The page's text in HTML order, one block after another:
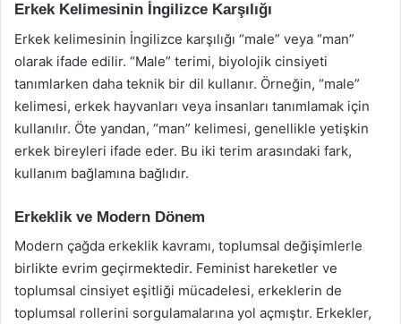
Erkek Kelimesinin İngilizce Karşılığı
Erkek kelimesinin İngilizce karşılığı “male” veya “man”
olarak ifade edilir. “Male” terimi, biyolojik cinsiyeti
tanımlarken daha teknik bir dil kullanır. Örneğin, “male”
kelimesi, erkek hayvanları veya insanları tanımlamak için
kullanılır. Öte yandan, “man” kelimesi, genellikle yetişkin
erkek bireyleri ifade eder. Bu iki terim arasındaki fark,
kullanım bağlamına bağlıdır.
Erkeklik ve Modern Dönem
Modern çağda erkeklik kavramı, toplumsal değişimlerle
birlikte evrim geçirmektedir. Feminist hareketler ve
toplumsal cinsiyet eşitliği mücadelesi, erkeklerin de
toplumsal rollerini sorgulamalarına yol açmıştır. Erkekler,